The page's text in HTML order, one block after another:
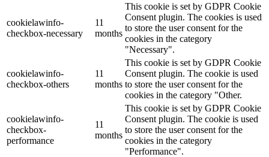
cookielawinfo-
checkbox-necessary
11
months
This cookie is set by GDPR Cookie
Consent plugin. The cookies is used
to store the user consent for the
cookies in the category
"Necessary".
cookielawinfo-
checkbox-others
11
months
This cookie is set by GDPR Cookie
Consent plugin. The cookie is used
to store the user consent for the
cookies in the category "Other.
cookielawinfo-
checkbox-
performance
11
months
This cookie is set by GDPR Cookie
Consent plugin. The cookie is used
to store the user consent for the
cookies in the category
"Performance".